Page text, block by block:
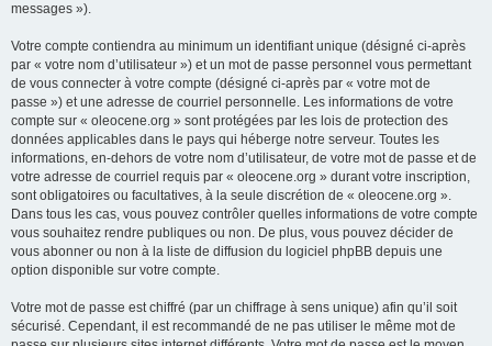
messages »).
Votre compte contiendra au minimum un identifiant unique (désigné ci-après
par « votre nom d’utilisateur ») et un mot de passe personnel vous permettant
de vous connecter à votre compte (désigné ci-après par « votre mot de
passe ») et une adresse de courriel personnelle. Les informations de votre
compte sur « oleocene.org » sont protégées par les lois de protection des
données applicables dans le pays qui héberge notre serveur. Toutes les
informations, en-dehors de votre nom d’utilisateur, de votre mot de passe et de
votre adresse de courriel requis par « oleocene.org » durant votre inscription,
sont obligatoires ou facultatives, à la seule discrétion de « oleocene.org ».
Dans tous les cas, vous pouvez contrôler quelles informations de votre compte
vous souhaitez rendre publiques ou non. De plus, vous pouvez décider de
vous abonner ou non à la liste de diffusion du logiciel phpBB depuis une
option disponible sur votre compte.
Votre mot de passe est chiffré (par un chiffrage à sens unique) afin qu’il soit
sécurisé. Cependant, il est recommandé de ne pas utiliser le même mot de